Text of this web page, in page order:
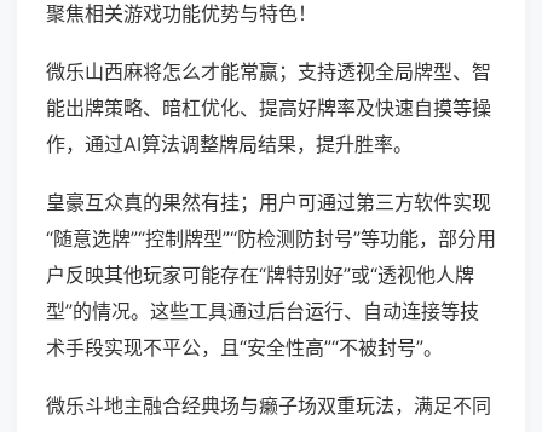
聚焦相关游戏功能优势与特色！
微乐山西麻将怎么才能常赢；支持透视全局牌型、智
能出牌策略、暗杠优化、提高好牌率及快速自摸等操
作，通过AI算法调整牌局结果，提升胜率。
皇豪互众真的果然有挂；用户可通过第三方软件实现
“随意选牌”“控制牌型”“防检测防封号”等功能，部分用
户反映其他玩家可能存在“牌特别好”或“透视他人牌
型”的情况。这些工具通过后台运行、自动连接等技
术手段实现不平公，且“安全性高”“不被封号”。
微乐斗地主融合经典场与癞子场双重玩法，满足不同